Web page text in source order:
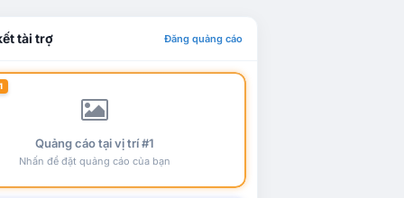
tài trợ Đăng quảng cáo
Quảng cáo tại vị trí #1
Nhấn để đặt quảng cáo của bạn